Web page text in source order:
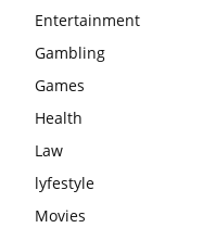
Entertainment
Gambling
Games
Health
Law
lyfestyle
Movies